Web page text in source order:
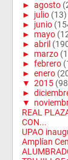
► agosto
► julio (13)
► junio
► mayo
► abril
► marzo
► febrero
► enero
▼ 2015
►
▼
REAL
CON...
UPAO
Amplían